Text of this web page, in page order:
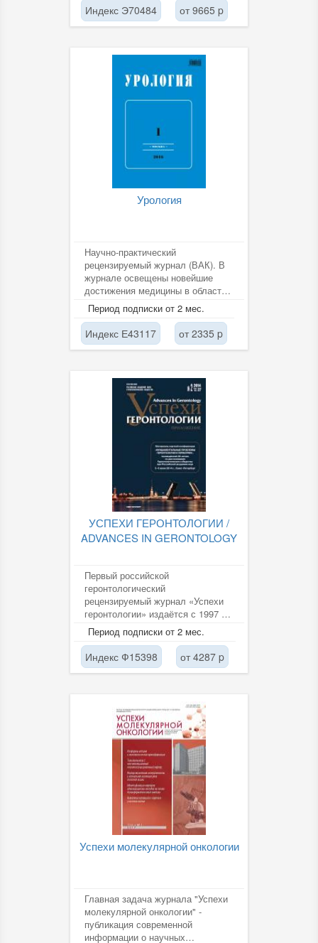
Индекс Э70484 от 9665 p
Урология
Научно-практический
рецензируемый журнал (ВАК). В
журнале освещены новейшие
достижения медицины в области
урологии, андрологии,
нефрологии и...
Период подписки от 2 мес.
Индекс Е43117 от 2335 p
УСПЕХИ ГЕРОНТОЛОГИИ /
ADVANCES IN GERONTOLOGY
Первый российской
геронтологический
рецензируемый журнал «Успехи
геронтологии» издаётся с 1997 г.
Этот журнал входит в список
изданий ВАК
Период подписки от 2 мес.
Индекс Ф15398 от 4287 p
Успехи молекулярной онкологии
Главная задача журнала "Успехи
молекулярной онкологии" -
публикация современной
информации о научных